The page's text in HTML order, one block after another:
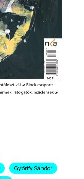
Győrffy Sándor